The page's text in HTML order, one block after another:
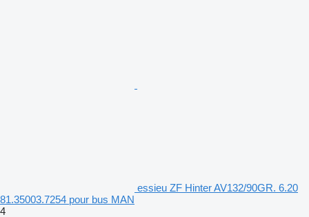
essieu ZF Hinter AV132/90GR. 6.20
81.35003.7254 pour bus MAN
4